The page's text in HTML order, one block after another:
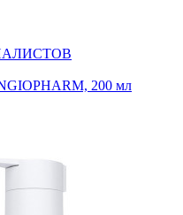
200 мл